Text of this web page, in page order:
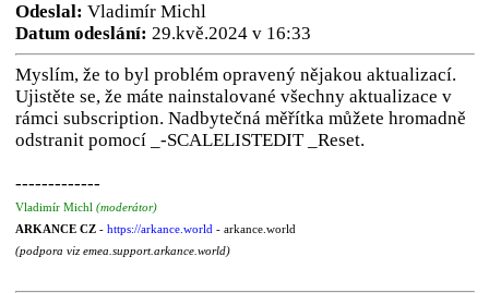
Odeslal: Vladimír Michl
Datum odeslání: 29.kvě.2024 v 16:33
Myslím, že to byl problém opravený nějakou aktualizací.
Ujistěte se, že máte nainstalované všechny aktualizace v
rámci subscription. Nadbytečná měřítka můžete hromadně
odstranit pomocí _-SCALELISTEDIT _Reset.
-------------
Vladimír Michl (moderátor)
ARKANCE CZ- https://arkance.world - arkance.world
(podpora viz emea.support.arkance.world)